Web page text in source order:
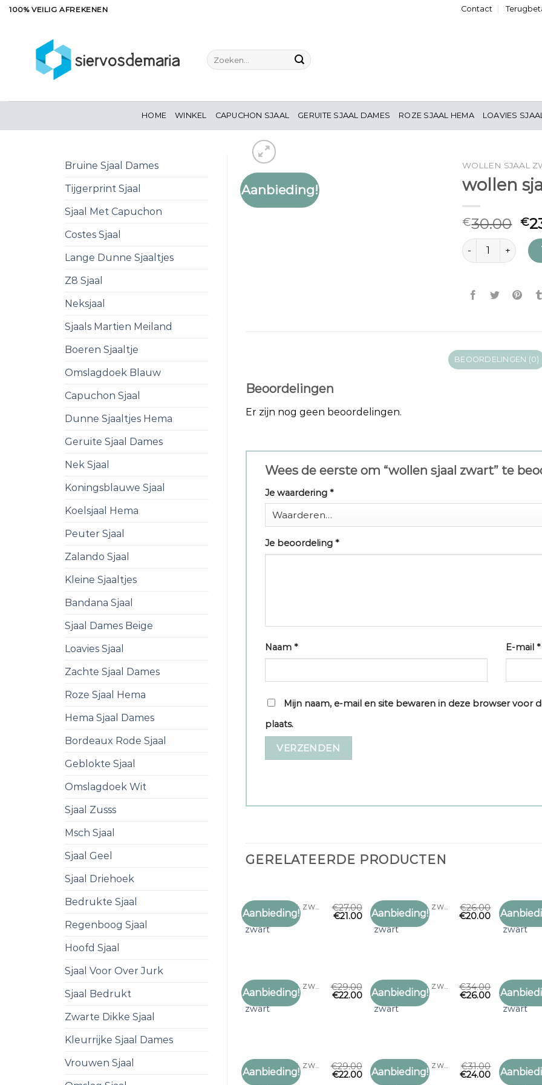
Ga100% VEILIG AFREKENEN Contact
Zoeken
naar:
HOME WINKEL CAPUCHON SJAAL GERUITE SJAAL DAMES ROZE SJAAL HEMA LOAVIES
Bruine Sjaal Dames
Tijgerprint Sjaal
Sjaal Met Capuchon
Costes Sjaal
Lange Dunne Sjaaltjes
Z8 Sjaal
Neksjaal
Sjaals Martien Meiland
Boeren Sjaaltje
Omslagdoek Blauw
Capuchon Sjaal
Dunne Sjaaltjes Hema
Geruite Sjaal Dames
Nek Sjaal
Koningsblauwe Sjaal
Koelsjaal Hema
Peuter Sjaal
Zalando Sjaal
Kleine Sjaaltjes
Bandana Sjaal
Sjaal Dames Beige
Loavies Sjaal
Zachte Sjaal Dames
Roze Sjaal Hema
Hema Sjaal Dames
Bordeaux Rode Sjaal
Geblokte Sjaal
Omslagdoek Wit
Sjaal Zusss
Msch Sjaal
Sjaal Geel
Sjaal Driehoek
Bedrukte Sjaal
Regenboog Sjaal
Hoofd Sjaal
Sjaal Voor Over Jurk
Sjaal Bedrukt
Zwarte Dikke Sjaal
Kleurrijke Sjaal Dames
Vrouwen Sjaal
Aanbieding!
WOLLEN SJAAL
wollen
€30.00 €
wollen sjaal zwart
BEOORDELINGEN (0)
Beoordelingen
Er zijn nog geen beoordelingen.
Wees de eerste om “wollen sjaal zwart” te
Je waardering *
Je beoordeling *
Naam * E-mail*
Mijn naam, e-mail en site bewaren in deze browser voor
plaats.
GERELATEERDE PRODUCTEN
Aanbieding!
Toevoegen
WOLLEN SJAAL ZWART
wollen sjaal
zwart
€27.00
€21.00 Aanbieding!
Toevoegen
WOLLEN SJAAL ZWART
wollen sjaal
zwart
€26.00
€20.00
wollen
zwart
Aanbieding!
Toevoegen
WOLLEN SJAAL ZWART
wollen sjaal
zwart
€29.00
€22.00 Aanbieding!
Toevoegen
WOLLEN SJAAL ZWART
wollen sjaal
zwart
€34.00
€26.00
wollen
zwart
Aanbieding!
Toevoegen
WOLLEN SJAAL ZWART
wollen sjaal
€29.00
€22.00 Aanbieding!
Toevoegen
WOLLEN SJAAL ZWART
wollen sjaal
€31.00
€24.00
wollen